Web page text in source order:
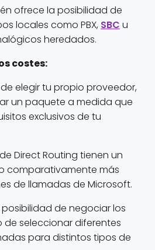
ofrece la posibilidad de
locales como PBX, SBC u
heredados.
costes:
elegir tu propio proveedor,
un paquete a medida que
exclusivos de tu
Direct Routing tienen un
comparativamente más
de llamadas de Microsoft.
posibilidad de negociar los
de seleccionar diferentes
para distintos tipos de